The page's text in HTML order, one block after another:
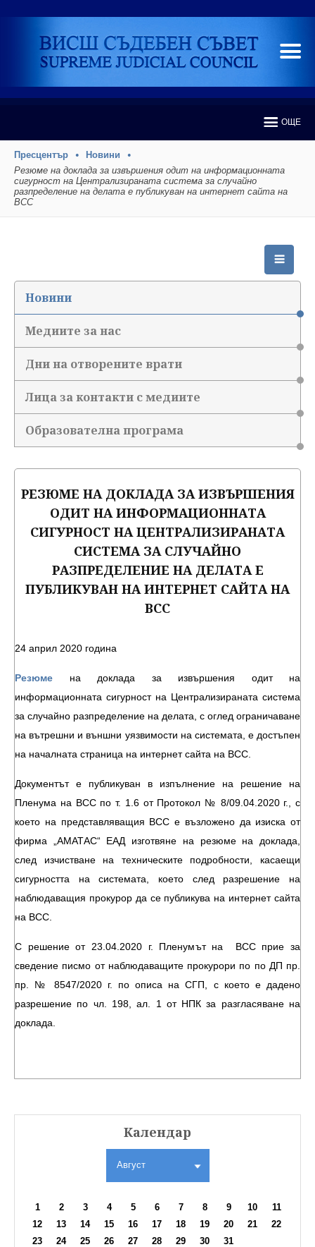
ОЩЕ
Пресцентър
Новини
Резюме на доклада за извършения одит на информационната
сигурност на Централизираната система за случайно
разпределение на делата е публикуван на интернет сайта на
ВСС
Новини
Медиите за нас
Дни на отворените врати
Лица за контакти с медиите
Образователна програма
РЕЗЮМЕ НА ДОКЛАДА ЗА ИЗВЪРШЕНИЯ
ОДИТ НА ИНФОРМАЦИОННАТА
СИГУРНОСТ НА ЦЕНТРАЛИЗИРАНАТА
СИСТЕМА ЗА СЛУЧАЙНО
РАЗПРЕДЕЛЕНИЕ НА ДЕЛАТА Е
ПУБЛИКУВАН НА ИНТЕРНЕТ САЙТА НА
ВСС
24 април 2020 година
Резюме на доклада за извършения одит на
информационната сигурност на Централизираната система
за случайно разпределение на делата, с оглед ограничаване
на вътрешни и външни уязвимости на системата, е достъпен
на началната страница на интернет сайта на ВСС.
Документът е публикуван в изпълнение на решение на
Пленума на ВСС по т. 1.6 от Протокол № 8/09.04.2020 г., с
което на представляващия ВСС е възложено да изиска от
фирма „АМАТАС“ ЕАД изготвяне на резюме на доклада,
след изчистване на техническите подробности, касаещи
сигурността на системата, което след разрешение на
наблюдаващия прокурор да се публикува на интернет сайта
на ВСС.
С решение от 23.04.2020 г. Пленумът на ВСС прие за
сведение писмо от наблюдаващите прокурори по по ДП пр.
пр. № 8547/2020 г. по описа на СГП, с което е дадено
разрешение по чл. 198, ал. 1 от НПК за разгласяване на
доклада.
Календар
Август
1 2 3 4 5 6 7 8 9 10
11
12
13 14 15 16 17 18 19 20 21
22
23
24 25 26 27 28 29 30 31